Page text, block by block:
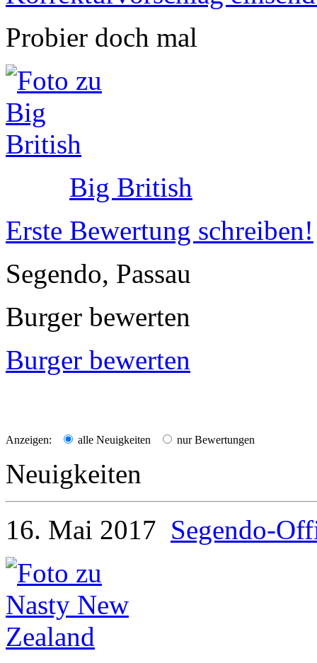
Probier doch mal
Big British
Erste Bewertung schreiben!
Segendo, Passau
Burger bewerten
Burger bewerten
Anzeigen: alle Neuigkeiten nur Bewertungen
Neuigkeiten
16. Mai 2017 Segendo-